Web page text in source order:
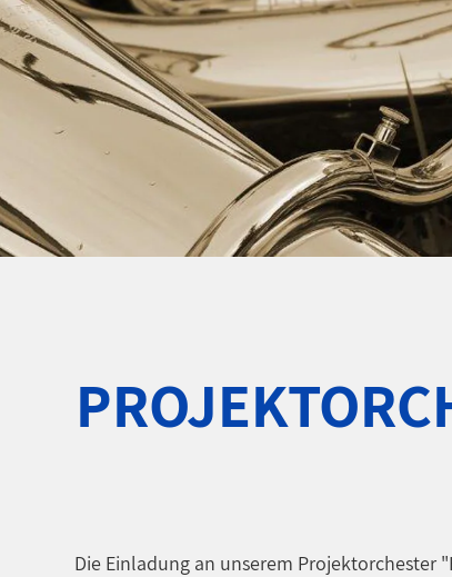
Die Einladung an unserem